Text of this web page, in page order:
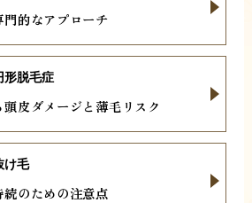
的なアプローチ
皮ダメージと薄毛リスク
形脱毛症
のための注意点
け毛